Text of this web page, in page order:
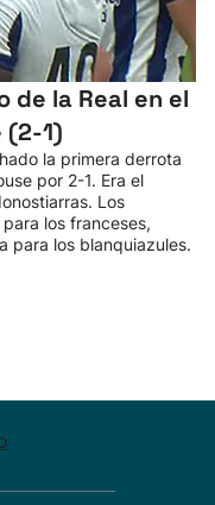
de la Real en el
(2-1)
la primera derrota
por 2-1. Era el
Los
los franceses,
para los blanquiazules.